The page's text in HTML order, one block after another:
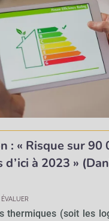
: « Risque sur 90
à 2023 »
thermiques (soit les